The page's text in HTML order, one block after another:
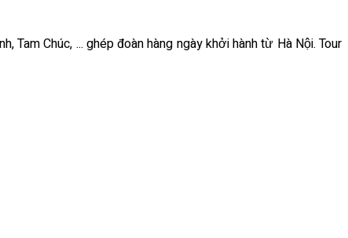
Tam Chúc, ... ghép đoàn hàng ngày khởi hành từ Hà Nội. Tour